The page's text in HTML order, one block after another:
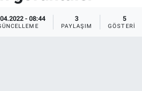
- 08:44 3
PAYLAŞIM
5
GÖSTERIM